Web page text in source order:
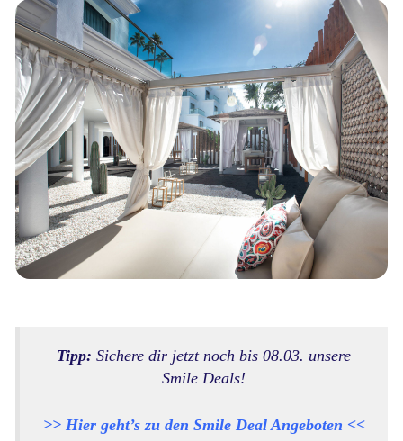
Tipp: Sichere dir jetzt noch bis 08.03. unsere
Smile Deals!
>> Hier geht’s zu den Smile Deal Angeboten <<